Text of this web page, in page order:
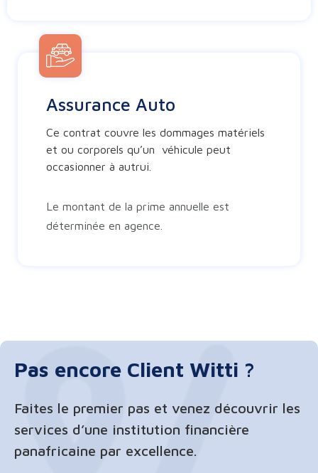
Assurance Auto
Ce contrat couvre les dommages matériels
et ou corporels qu’un véhicule peut
occasionner à autrui.
Le montant de la prime annuelle est
déterminée en agence.
Pas encore Client Witti ?
Faites le premier pas et venez découvrir les
services d’une institution financière
panafricaine par excellence.